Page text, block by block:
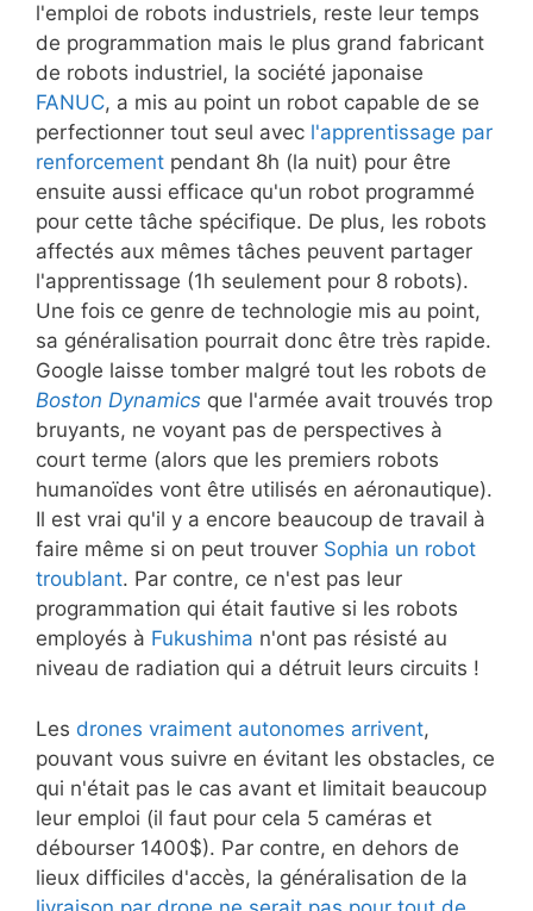
l'emploi de robots industriels, reste leur temps
de programmation mais le plus grand fabricant
de robots industriel, la société japonaise
FANUC, a mis au point un robot capable de se
perfectionner tout seul avec l'apprentissage par
renforcement pendant 8h (la nuit) pour être
ensuite aussi efficace qu'un robot programmé
pour cette tâche spécifique. De plus, les robots
affectés aux mêmes tâches peuvent partager
l'apprentissage (1h seulement pour 8 robots).
Une fois ce genre de technologie mis au point,
sa généralisation pourrait donc être très rapide.
Google laisse tomber malgré tout les robots de
Boston Dynamics que l'armée avait trouvés trop
bruyants, ne voyant pas de perspectives à
court terme (alors que les premiers robots
humanoïdes vont être utilisés en aéronautique).
Il est vrai qu'il y a encore beaucoup de travail à
faire même si on peut trouver Sophia un robot
troublant. Par contre, ce n'est pas leur
programmation qui était fautive si les robots
employés à Fukushima n'ont pas résisté au
niveau de radiation qui a détruit leurs circuits !
Les drones vraiment autonomes arrivent,
pouvant vous suivre en évitant les obstacles, ce
qui n'était pas le cas avant et limitait beaucoup
leur emploi (il faut pour cela 5 caméras et
débourser 1400$). Par contre, en dehors de
lieux difficiles d'accès, la généralisation de la